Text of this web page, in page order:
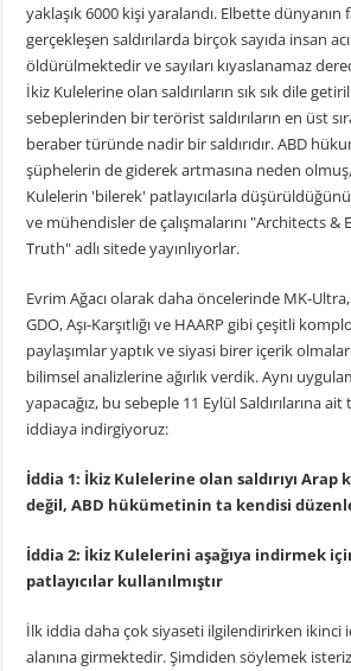
yaklaşık 6000 kişi yaralandı. Elbette dünyanın
gerçekleşen saldırılarda birçok sayıda insan
öldürülmektedir ve sayıları kıyaslanamaz
İkiz Kulelerine olan saldırıların sık sık dile
sebeplerinden bir terörist saldırıların en üst
beraber türünde nadir bir saldırıdır. ABD
şüphelerin de giderek artmasına neden
Kulelerin 'bilerek' patlayıcılarla
ve mühendisler de çalışmalarını "Architects &
Truth" adlı sitede yayınlıyorlar.
Evrim Ağacı olarak daha öncelerinde MK-
GDO, Aşı-Karşıtlığı ve HAARP gibi çeşitli
paylaşımlar yaptık ve siyasi birer içerik
bilimsel analizlerine ağırlık verdik. Aynı
yapacağız, bu sebeple 11 Eylül Saldırılarına
iddiaya indirgiyoruz:
İddia 1: İkiz Kulelerine olan saldırıyı
değil, ABD hükümetinin ta kendisi
İddia 2: İkiz Kulelerini aşağıya indirmek
patlayıcılar kullanılmıştır
İlk iddia daha çok siyaseti ilgilendirirken ikinci
alanına girmektedir. Şimdiden söylemek